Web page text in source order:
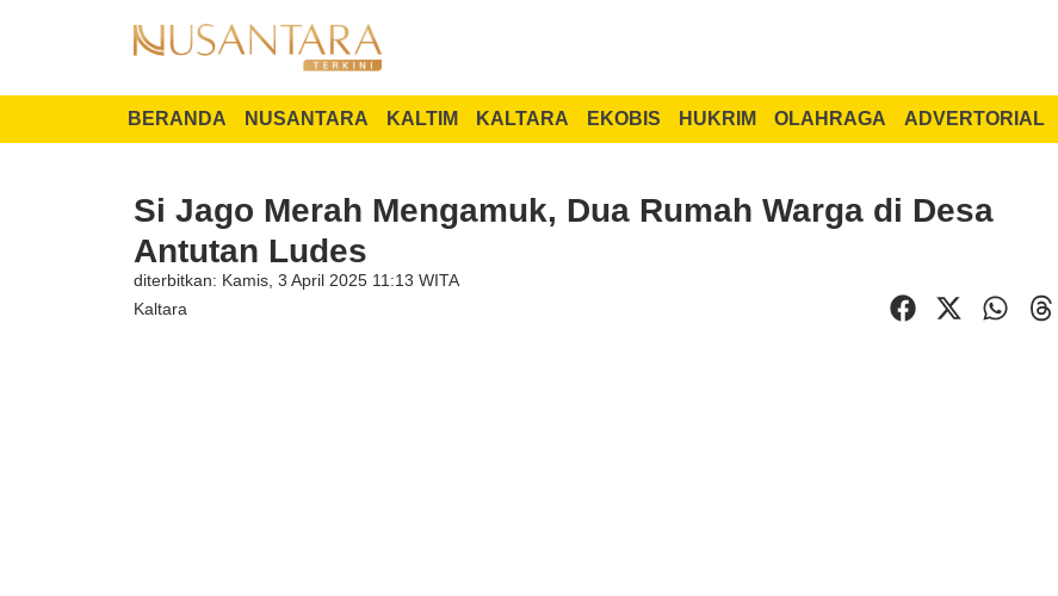
BERANDA NUSANTARA KALTIM KALTARA EKOBIS HUKRIM OLAHRAGA ADVERTORIAL
Si Jago Merah Mengamuk, Dua Rumah Warga di Desa
Antutan Ludes
diterbitkan: Kamis, 3 April 2025 11:13 WITA
Kaltara